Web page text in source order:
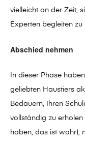
vielleicht an der Zeit,
Experten begleiten zu
Abschied nehmen
In dieser Phase
geliebten Haustiers
Bedauern, Ihren
vollständig zu
haben, das ist wahr),